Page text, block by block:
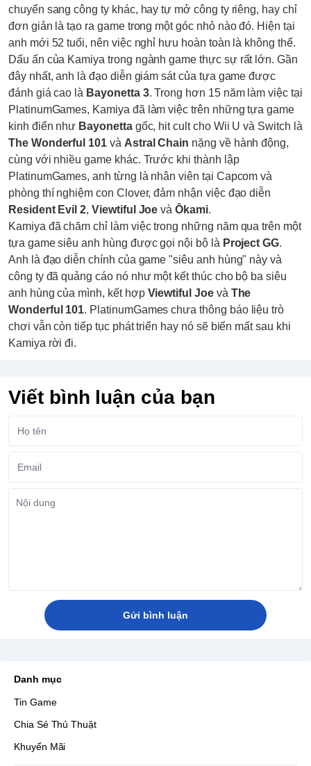
chuyển sang công ty khác, hay tự mở công ty riêng, hay chỉ
đơn giản là tạo ra game trong một góc nhỏ nào đó. Hiện tại
anh mới 52 tuổi, nên việc nghỉ hưu hoàn toàn là không thể.
Dấu ấn của Kamiya trong ngành game thực sự rất lớn. Gần
đây nhất, anh là đạo diễn giám sát của tựa game được
đánh giá cao là Bayonetta 3. Trong hơn 15 năm làm việc tại
PlatinumGames, Kamiya đã làm việc trên những tựa game
kinh điển như Bayonettagốc, hit cult cho Wii U và Switch là
The Wonderful 101 và Astral Chain nặng về hành động,
cùng với nhiều game khác. Trước khi thành lập
PlatinumGames, anh từng là nhân viên tại Capcom và
phòng thí nghiệm con Clover, đảm nhận việc đạo diễn
Resident Evil 2,Viewtiful Joe vàŌkami.
Kamiya đã chăm chỉ làm việc trong những năm qua trên một
tựa game siêu anh hùng được gọi nội bộ là Project GG.
Anh là đạo diễn chính của game "siêu anh hùng" này và
công ty đã quảng cáo nó như một kết thúc cho bộ ba siêu
anh hùng của mình, kết hợp Viewtiful Joevà The
Wonderful 101. PlatinumGames chưa thông báo liệu trò
chơi vẫn còn tiếp tục phát triển hay nó sẽ biến mất sau khi
Kamiya rời đi.
Viết bình luận của bạn
Gửi bình luận
Danh mục
Tin Game
Chia Sẻ Thủ Thuật
Khuyến Mãi